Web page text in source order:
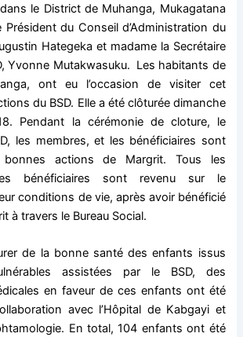
le District de Muhanga, Mukagatana
Président du Conseil d’Administration du
Hategeka et madame la Secrétaire
Yvonne Mutakwasuku. Les habitants de
ont eu l’occasion de visiter cet
du BSD. Elle a été clôturée dimanche
Pendant la cérémonie de cloture, le
les membres, et les bénéficiaires sont
actions de Margrit. Tous les
bénéficiaires sont revenu sur le
conditions de vie, après avoir bénéficié
à travers le Bureau Social.
de la bonne santé des enfants issus
assistées par le BSD, des
en faveur de ces enfants ont été
avec l’Hôpital de Kabgayi et
En total, 104 enfants ont été